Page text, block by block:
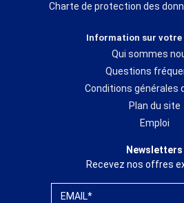
Charte de protection des
Information sur votre
Qui sommes
Questions
Conditions générales
Plan du site
Emploi
Newsletters
Recevez nos offres
EMAIL*